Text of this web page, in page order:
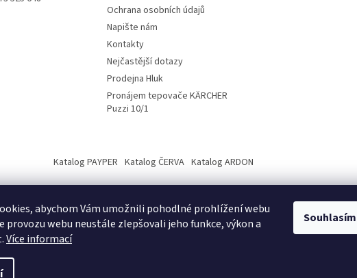
abychom Vám umožnili pohodlné prohlížení webu
provozu webu neustále zlepšovali jeho funkce, výkon a
Více informací
Souhlasím
Ochrana osobních údajů
Napište nám
Kontakty
Nejčastější dotazy
Prodejna Hluk
Pronájem tepovače KÄRCHER
Puzzi 10/1
Katalog PAYPER Katalog ČERVA Katalog ARDON